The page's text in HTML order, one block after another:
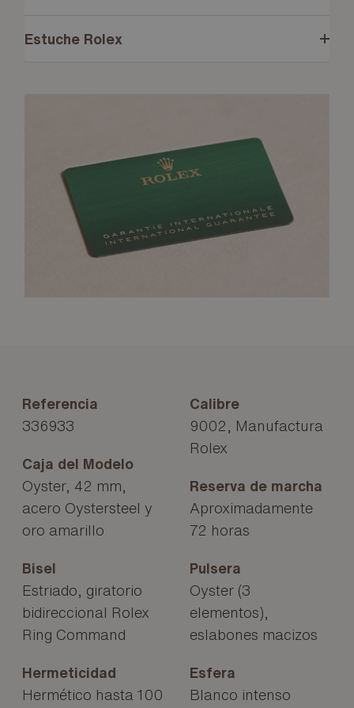
Estuche Rolex
Referencia
336933
Caja del Modelo
Oyster, 42 mm,
acero Oystersteel y
oro amarillo
Bisel
Estriado, giratorio
bidireccional Rolex
Ring Command
Hermeticidad
Hermético hasta 100
Calibre
9002, Manufactura
Rolex
Reserva de marcha
Aproximadamente
72 horas
Pulsera
Oyster (3
elementos),
eslabones macizos
Esfera
Blanco intenso